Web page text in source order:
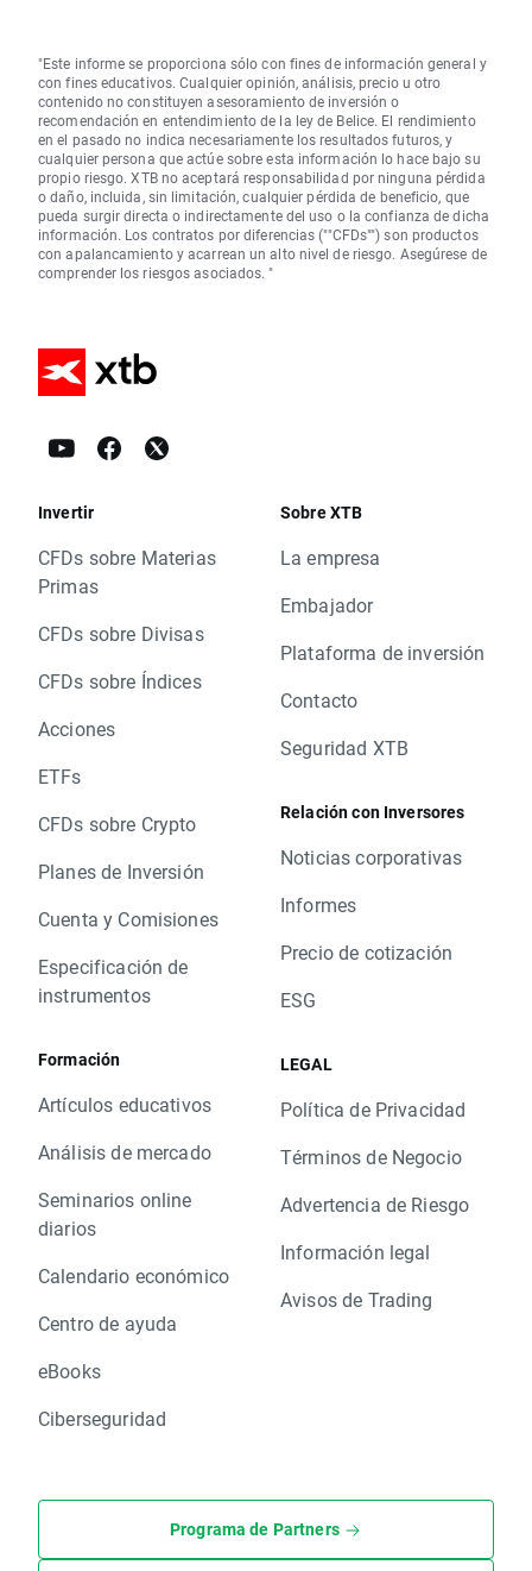
"Este informe se proporciona sólo con fines de información general y
con fines educativos. Cualquier opinión, análisis, precio u otro
contenido no constituyen asesoramiento de inversión o
recomendación en entendimiento de la ley de Belice. El rendimiento
en el pasado no indica necesariamente los resultados futuros, y
cualquier persona que actúe sobre esta información lo hace bajo su
propio riesgo. XTB no aceptará responsabilidad por ninguna pérdida
o daño, incluida, sin limitación, cualquier pérdida de beneficio, que
pueda surgir directa o indirectamente del uso o la confianza de dicha
información. Los contratos por diferencias (""CFDs"") son productos
con apalancamiento y acarrean un alto nivel de riesgo. Asegúrese de
comprender los riesgos asociados. "
Invertir
CFDs sobre Materias
Primas
CFDs sobre Divisas
CFDs sobre Índices
Acciones
ETFs
CFDs sobre Crypto
Planes de Inversión
Cuenta y Comisiones
Especificación de
instrumentos
Formación
Artículos educativos
Análisis de mercado
Seminarios online
diarios
Calendario económico
Centro de ayuda
eBooks
Ciberseguridad
Sobre XTB
La empresa
Embajador
Plataforma de inversión
Contacto
Seguridad XTB
Relación con Inversores
Noticias corporativas
Informes
Precio de cotización
ESG
LEGAL
Política de Privacidad
Términos de Negocio
Advertencia de Riesgo
Información legal
Avisos de Trading
Programa de Partners